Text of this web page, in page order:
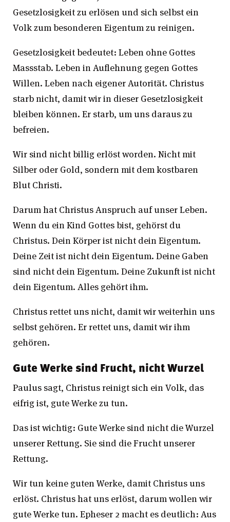
Gesetzlosigkeit zu erlösen und sich selbst ein
Volk zum besonderen Eigentum zu reinigen.
Gesetzlosigkeit bedeutet: Leben ohne Gottes
Massstab. Leben in Auflehnung gegen Gottes
Willen. Leben nach eigener Autorität. Christus
starb nicht, damit wir in dieser Gesetzlosigkeit
bleiben können. Er starb, um uns daraus zu
befreien.
Wir sind nicht billig erlöst worden. Nicht mit
Silber oder Gold, sondern mit dem kostbaren
Blut Christi.
Darum hat Christus Anspruch auf unser Leben.
Wenn du ein Kind Gottes bist, gehörst du
Christus. Dein Körper ist nicht dein Eigentum.
Deine Zeit ist nicht dein Eigentum. Deine Gaben
sind nicht dein Eigentum. Deine Zukunft ist nicht
dein Eigentum. Alles gehört ihm.
Christus rettet uns nicht, damit wir weiterhin uns
selbst gehören. Er rettet uns, damit wir ihm
gehören.
Gute Werke sind Frucht, nicht Wurzel
Paulus sagt, Christus reinigt sich ein Volk, das
eifrig ist, gute Werke zu tun.
Das ist wichtig: Gute Werke sind nicht die Wurzel
unserer Rettung. Sie sind die Frucht unserer
Rettung.
Wir tun keine guten Werke, damit Christus uns
erlöst. Christus hat uns erlöst, darum wollen wir
gute Werke tun. Epheser 2 macht es deutlich: Aus